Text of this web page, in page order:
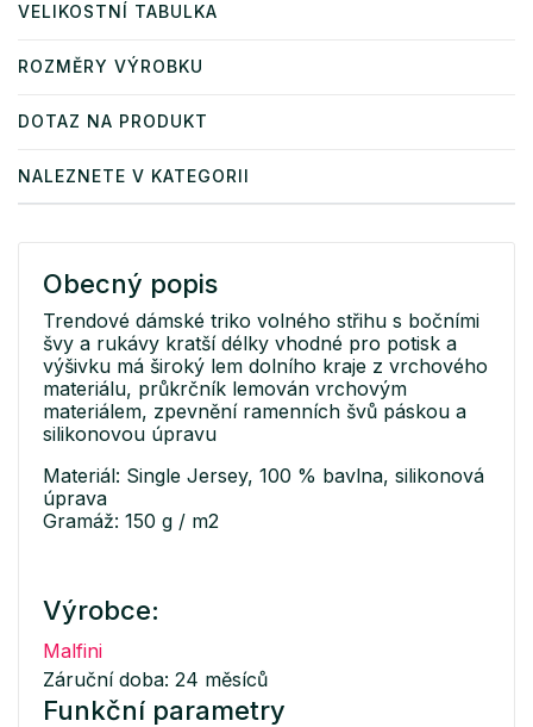
VELIKOSTNÍ TABULKA
ROZMĚRY VÝROBKU
DOTAZ NA PRODUKT
NALEZNETE V KATEGORII
Obecný popis
Trendové dámské triko volného střihu s bočními
švy a rukávy kratší délky vhodné pro potisk a
výšivku má široký lem dolního kraje z vrchového
materiálu, průkrčník lemován vrchovým
materiálem, zpevnění ramenních švů páskou a
silikonovou úpravu
Materiál: Single Jersey, 100 % bavlna, silikonová
úprava
Gramáž: 150 g / m2
Výrobce:
Malfini
Záruční doba: 24 měsíců
Funkční parametry